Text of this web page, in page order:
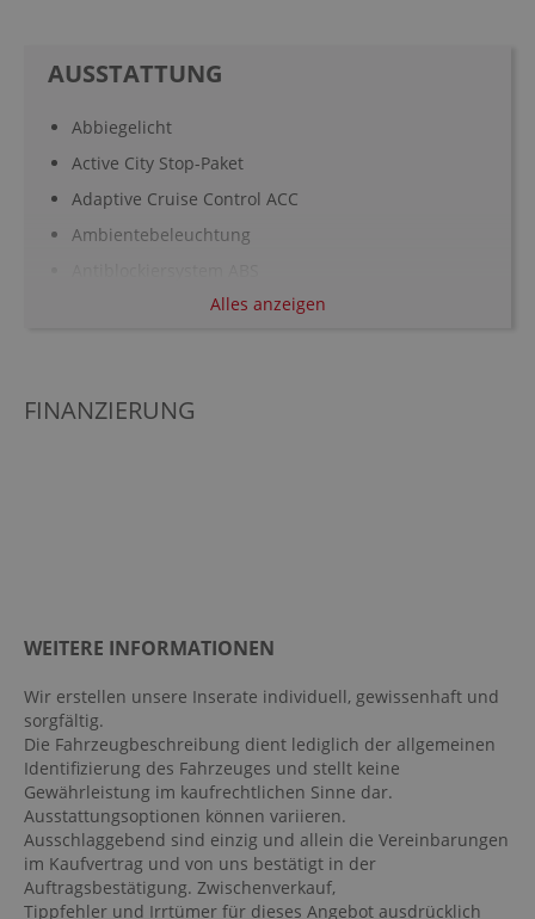
AUSSTATTUNG
Abbiegelicht
Active City Stop-Paket
Adaptive Cruise Control ACC
Ambientebeleuchtung
Antriebsschlupfregelung ASR
Ausstattungspaket: Technologie-Paket
Dachreling: Schwarz
Dachspoiler
Digitaler Radioempfang DAB
Digitales Kombiinstrument
Einparkhilfe vorn und hinten: Park-Assistent
Elektr. Stabilitätsprogramm ESP
Fahrer- /Beifahrerairbag
Fahrer-/Beifahrersitz höhenverstellbar
Alles anzeigen
FINANZIERUNG
WEITERE INFORMATIONEN
Wir erstellen unsere Inserate individuell, gewissenhaft und
sorgfältig.
Die Fahrzeugbeschreibung dient lediglich der allgemeinen
Identifizierung des Fahrzeuges und stellt keine
Gewährleistung im kaufrechtlichen Sinne dar.
Ausstattungsoptionen können variieren.
Ausschlaggebend sind einzig und allein die Vereinbarungen
im Kaufvertrag und von uns bestätigt in der
Auftragsbestätigung. Zwischenverkauf,
Tippfehler und Irrtümer für dieses Angebot ausdrücklich